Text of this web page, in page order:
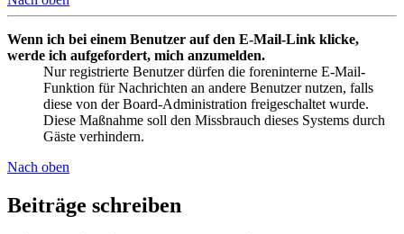
Wenn ich bei einem Benutzer auf den E-Mail-Link klicke,
werde ich aufgefordert, mich anzumelden.
Nur registrierte Benutzer dürfen die foreninterne E-Mail-
Funktion für Nachrichten an andere Benutzer nutzen, falls
diese von der Board-Administration freigeschaltet wurde.
Diese Maßnahme soll den Missbrauch dieses Systems durch
Gäste verhindern.
Nach oben
Beiträge schreiben